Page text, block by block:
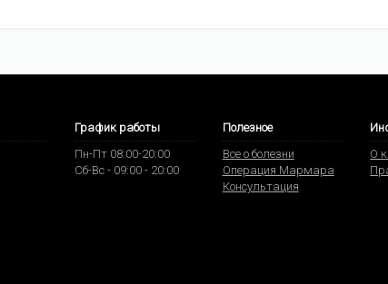
График работы
Пн-Пт 08:00-20:00
Сб-Вс - 09:00 - 20:00
Полезное
Все о болезни
Операция Мармара
Консультация
О